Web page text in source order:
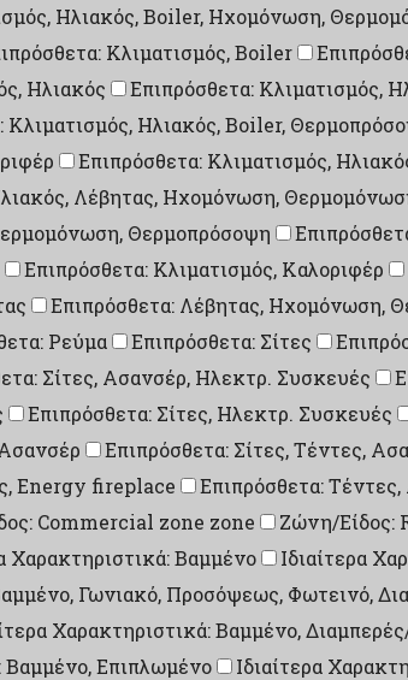
Ηλιακός, Boiler, Ηχομόνωση,
Κλιματισμός, Boiler
Ηλιακός Επιπρόσθετα: Κλιματισμός,
Κλιματισμός, Ηλιακός, Boiler,
Επιπρόσθετα: Κλιματισμός,
Λέβητας, Ηχομόνωση,
Θερμοπρόσοψη
Επιπρόσθετα: Κλιματισμός, Καλοριφέρ
Επιπρόσθετα: Λέβητας, Ηχομόνωση,
Ρεύμα Επιπρόσθετα: Σίτες
Σίτες, Ασανσέρ, Ηλεκτρ. Συσκευές
Επιπρόσθετα: Σίτες, Ηλεκτρ. Συσκευές
Επιπρόσθετα: Σίτες, Τέντες,
Energy fireplace Επιπρόσθετα:
Commercial zone zone Ζώνη/Είδος:
Χαρακτηριστικά: Βαμμένο
Ιδιαίτερα
Γωνιακό, Προσόψεως, Φωτεινό,
Χαρακτηριστικά: Βαμμένο,
Βαμμένο, Επιπλωμένο
Ιδιαίτερα